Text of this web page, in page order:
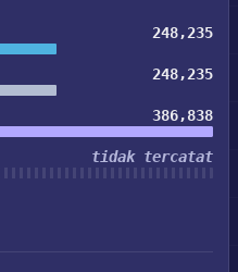
248,235
248,235
386,838
tidak tercatat